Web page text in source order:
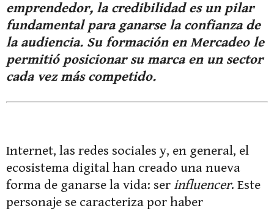
emprendedor, la credibilidad es un pilar
fundamental para ganarse la confianza de
la audiencia. Su formación en Mercadeo le
permitió posicionar su marca en un sector
cada vez más competido.
Internet, las redes sociales y, en general, el
ecosistema digital han creado una nueva
forma de ganarse la vida: ser influencer. Este
personaje se caracteriza por haber